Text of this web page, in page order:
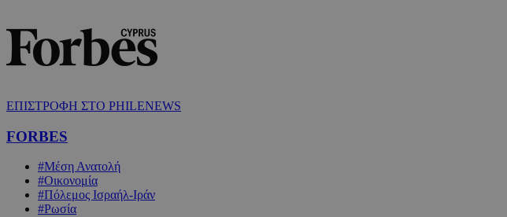
ΕΠΙΣΤΡΟΦΗ ΣΤΟ PHILENEWS
FORBES
#Μέση Ανατολή
#Οικονομία
#Πόλεμος Ισραήλ-Ιράν
#Ρωσία